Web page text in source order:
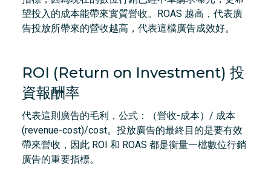
望投入的成本能帶來實質營收。ROAS 越高，代表廣
告投放所帶來的營收越高，代表這檔廣告成效好。
ROI (Return on Investment) 投
資報酬率
代表這則廣告的毛利，公式：（營收-成本）/ 成本
(revenue-cost)/cost。投放廣告的最終目的是要有效
帶來營收，因此 ROI 和 ROAS 都是衡量一檔數位行銷
廣告的重要指標。